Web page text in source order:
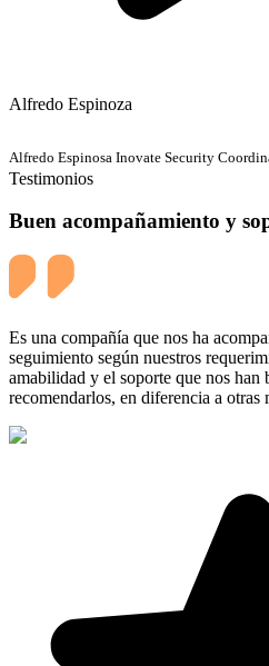
Alfredo Espinoza
Alfredo Espinosa Inovate Security
Testimonios
Buen acompañamiento y
Es una compañía que nos ha
seguimiento según nuestros
amabilidad y el soporte que nos han
recomendarlos, en diferencia a otras